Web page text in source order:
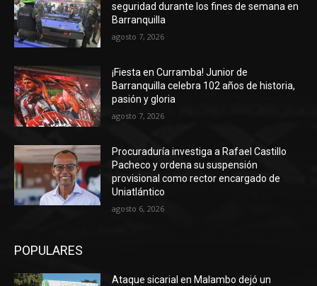
seguridad durante los fines de semana en
Barranquilla
agosto 7, 2026
¡Fiesta en Curramba! Junior de
Barranquilla celebra 102 años de historia,
pasión y gloria
agosto 7, 2026
Procuraduría investiga a Rafael Castillo
Pacheco y ordena su suspensión
provisional como rector encargado de
Uniatlántico
agosto 6, 2026
POPULARES
Ataque sicarial en Malambo dejó un